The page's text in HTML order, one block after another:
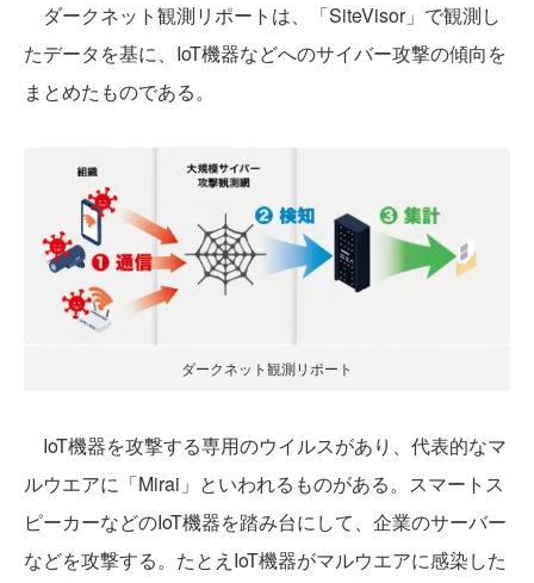
ダークネット観測リポートは、「SiteVisor」で観測し
たデータを基に、IoT機器などへのサイバー攻撃の傾向を
まとめたものである。
ダークネット観測リポート
IoT機器を攻撃する専用のウイルスがあり、代表的なマ
ルウエアに「Mirai」といわれるものがある。スマートス
ピーカーなどのIoT機器を踏み台にして、企業のサーバー
などを攻撃する。たとえIoT機器がマルウエアに感染した